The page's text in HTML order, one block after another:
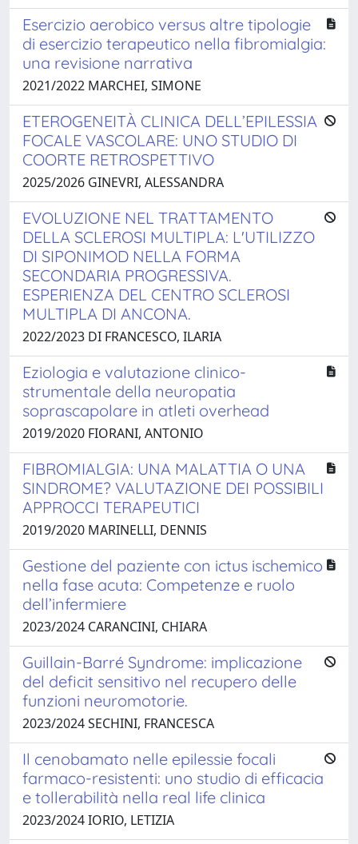
Esercizio aerobico versus altre tipologie
di esercizio terapeutico nella fibromialgia:
una revisione narrativa
2021/2022 MARCHEI, SIMONE
ETEROGENEITÀ CLINICA DELL’EPILESSIA
FOCALE VASCOLARE: UNO STUDIO DI
COORTE RETROSPETTIVO
2025/2026 GINEVRI, ALESSANDRA
EVOLUZIONE NEL TRATTAMENTO
DELLA SCLEROSI MULTIPLA: L'UTILIZZO
DI SIPONIMOD NELLA FORMA
SECONDARIA PROGRESSIVA.
ESPERIENZA DEL CENTRO SCLEROSI
MULTIPLA DI ANCONA.
2022/2023 DI FRANCESCO, ILARIA
Eziologia e valutazione clinico-
strumentale della neuropatia
soprascapolare in atleti overhead
2019/2020 FIORANI, ANTONIO
FIBROMIALGIA: UNA MALATTIA O UNA
SINDROME? VALUTAZIONE DEI POSSIBILI
APPROCCI TERAPEUTICI
2019/2020 MARINELLI, DENNIS
Gestione del paziente con ictus ischemico
nella fase acuta: Competenze e ruolo
dell’infermiere
2023/2024 CARANCINI, CHIARA
Guillain-Barré Syndrome: implicazione
del deficit sensitivo nel recupero delle
funzioni neuromotorie.
2023/2024 SECHINI, FRANCESCA
Il cenobamato nelle epilessie focali
farmaco-resistenti: uno studio di efficacia
e tollerabilità nella real life clinica
2023/2024 IORIO, LETIZIA